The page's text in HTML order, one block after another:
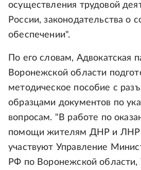
осуществления трудовой
России, законодательства о
обеспечении".
По его словам, Адвокатская
Воронежской области
методическое пособие с
образцами документов по
вопросам. "В работе по
помощи жителям ДНР и ЛНР
участвуют Управление
РФ по Воронежской области,